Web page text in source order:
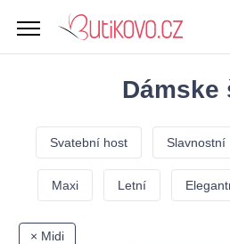
Dámske
Svatební host Slavnostní
Maxi Letní
× Midi